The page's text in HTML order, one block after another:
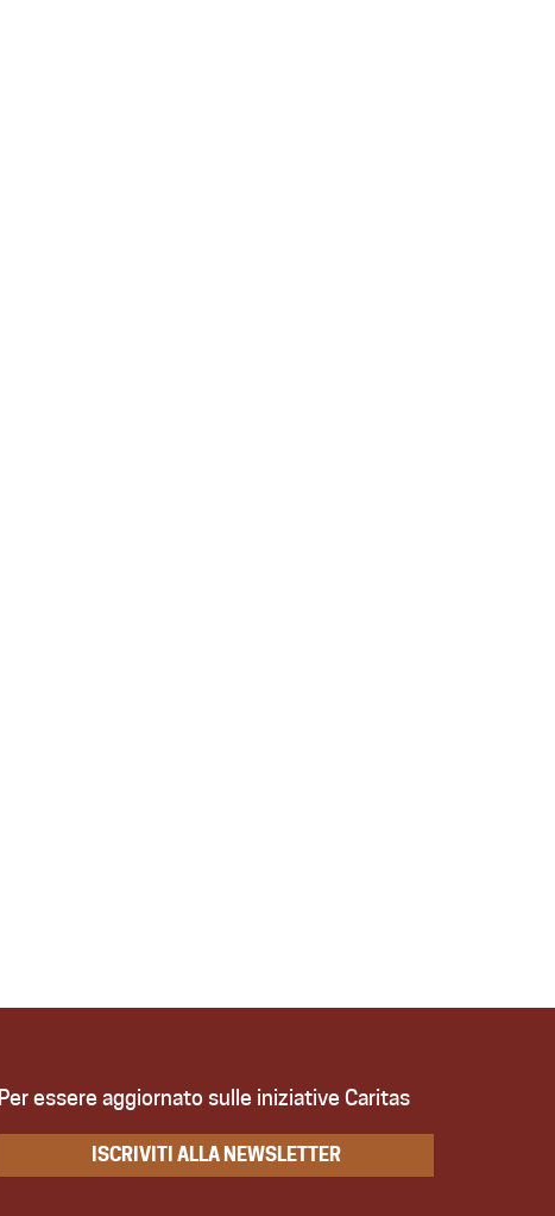
Per essere aggiornato sulle iniziative Caritas
ISCRIVITI ALLA NEWSLETTER